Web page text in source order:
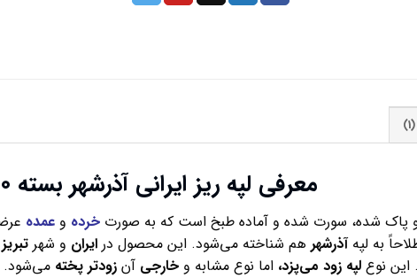
معرفی لپه ریز ایرانی آذرشهر بسته ۹۰۰ گرمی
پاک شده، سورت شده و آماده طبخ است که به صورت خرده و عمده
به لپهآذرشهر هم شناخته می‌شود. این محصول در ایران و شهر تبریز
نوع لپه زود می‌پزد، اما نوع مشابه و خارجی آن زودتر پخته می‌شود.